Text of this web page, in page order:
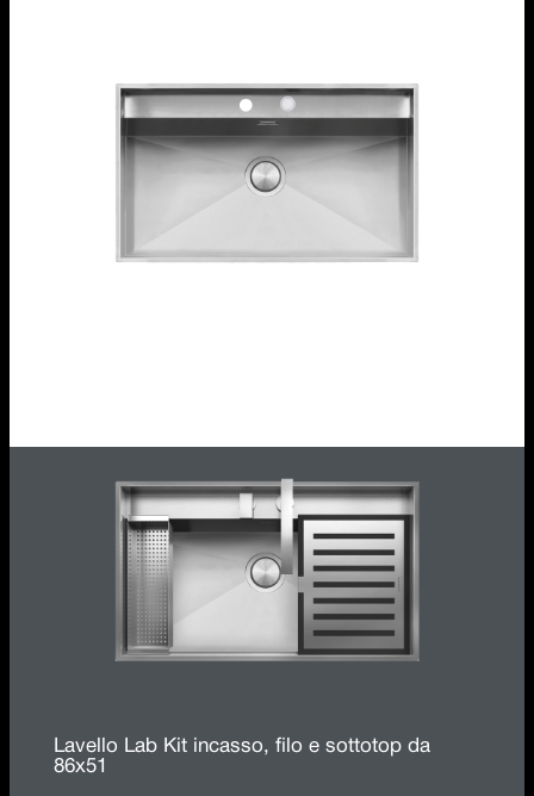
Lavello Lab Kit incasso, filo e sottotop da
86x51